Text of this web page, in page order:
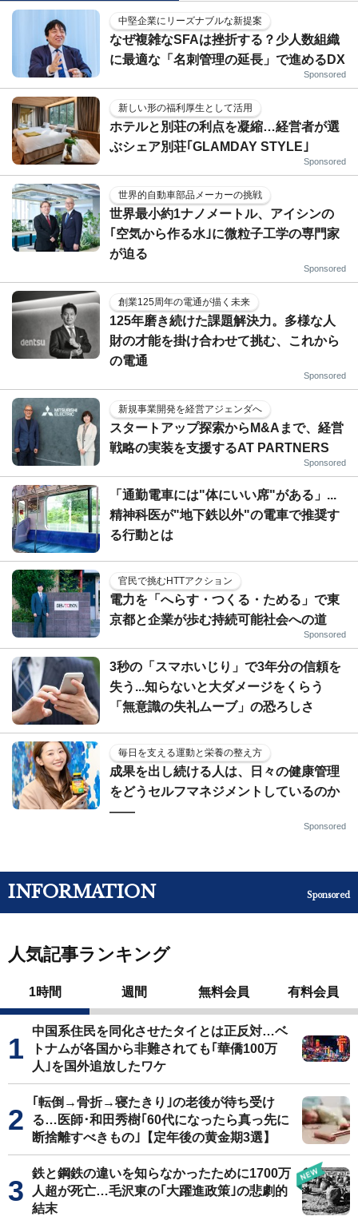
中堅企業にリーズナブルな新提案
なぜ複雑なSFAは挫折する？少人数組織
に最適な「名刺管理の延長」で進めるDX
Sponsored
新しい形の福利厚生として活用
ホテルと別荘の利点を凝縮…経営者が選
ぶシェア別荘｢GLAMDAY STYLE｣
Sponsored
世界的自動車部品メーカーの挑戦
世界最小約1ナノメートル、アイシンの
｢空気から作る水｣に微粒子工学の専門家
が迫る
Sponsored
創業125周年の電通が描く未来
125年磨き続けた課題解決力。多様な人
財の才能を掛け合わせて挑む、これから
の電通
Sponsored
新規事業開発を経営アジェンダへ
スタートアップ探索からM&Aまで、経営
戦略の実装を支援するAT PARTNERS
Sponsored
「通勤電車には"体にいい席"がある」...
精神科医が"地下鉄以外"の電車で推奨す
る行動とは
官民で挑むHTTアクション
電力を「へらす・つくる・ためる」で東
京都と企業が歩む持続可能社会への道
Sponsored
3秒の「スマホいじり」で3年分の信頼を
失う...知らないと大ダメージをくらう
「無意識の失礼ムーブ」の恐ろしさ
毎日を支える運動と栄養の整え方
成果を出し続ける人は、日々の健康管理
をどうセルフマネジメントしているのか
——
Sponsored
INFORMATION Sponsored
人気記事ランキング
1時間 週間 無料会員 有料会員
中国系住民を同化させたタイとは正反対…ベ
トナムが各国から非難されても｢華僑100万
人｣を国外追放したワケ
｢転倒→骨折→寝たきり｣の老後が待ち受け
る…医師･和田秀樹｢60代になったら真っ先に
断捨離すべきもの｣【定年後の黄金期3選】
鉄と鋼鉄の違いを知らなかったために1700万
人超が死亡…毛沢東の｢大躍進政策｣の悲劇的
結末